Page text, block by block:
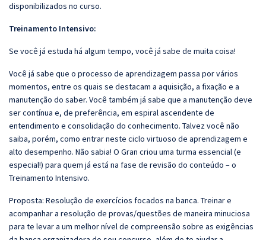
disponibilizados no curso.
Treinamento Intensivo:
Se você já estuda há algum tempo, você já sabe de muita coisa!
Você já sabe que o processo de aprendizagem passa por vários
momentos, entre os quais se destacam a aquisição, a fixação e a
manutenção do saber. Você também já sabe que a manutenção deve
ser contínua e, de preferência, em espiral ascendente de
entendimento e consolidação do conhecimento. Talvez você não
saiba, porém, como entrar neste ciclo virtuoso de aprendizagem e
alto desempenho. Não sabia! O Gran criou uma turma essencial (e
especial!) para quem já está na fase de revisão do conteúdo – o
Treinamento Intensivo.
Proposta: Resolução de exercícios focados na banca. Treinar e
acompanhar a resolução de provas/questões de maneira minuciosa
para te levar a um melhor nível de compreensão sobre as exigências